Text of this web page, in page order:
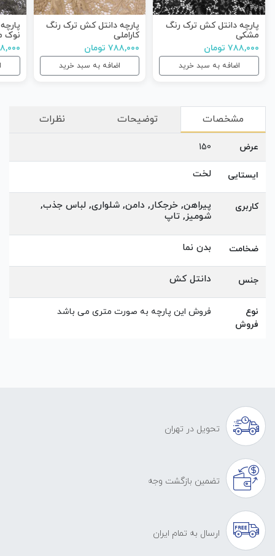
پارچه دانتل کش ترک رنگ
مشکی
۷۸۸,۰۰۰ تومان
اضافه به سبد خرید
پارچه دانتل کش ترک رنگ
کاراملی
۷۸۸,۰۰۰ تومان
اضافه به سبد خرید
نوک
۷۸۸,۰۰۰
مشخصات توضیحات نظرات
عرض 150
ایستایی لخت
کاربری
پیراهن, خرجکار, دامن, شلواری, لباس جذب,
شومیز, تاپ
ضخامت بدن نما
جنس دانتل کش
نوع
فروش
فروش این پارچه به صورت متری می باشد
تحویل در تهران
تضمین بازگشت وجه
ارسال به تمام ایران